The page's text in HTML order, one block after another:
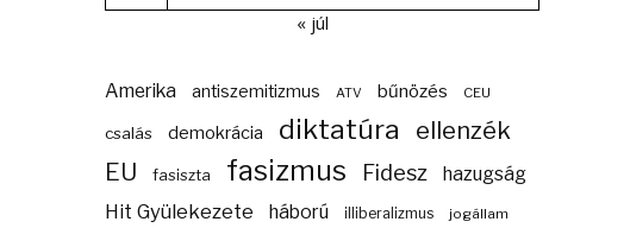
« júl
Amerika antiszemitizmus ATV bűnözés CEU
csalás demokrácia diktatúra ellenzék
EU fasiszta fasizmus Fidesz hazugság
Hit Gyülekezete háború illiberalizmus jogállam